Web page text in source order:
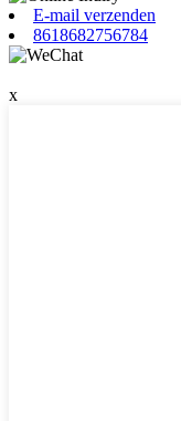
E-mail verzenden
8618682756784
x